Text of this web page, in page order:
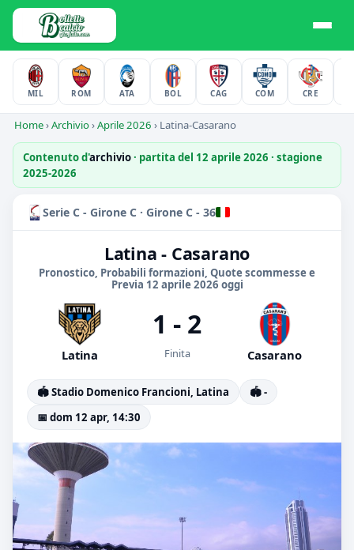
MIL ROM ATA BOL CAG COM CRE
Home›Archivio›Aprile 2026 › Latina-Casarano
Contenuto d'archivio· partita del 12 aprile 2026 · stagione
2025-2026
Serie C - Girone C · Girone C - 36
Latina - Casarano
Pronostico, Probabili formazioni, Quote scommesse e
Previa 12 aprile 2026 oggi
Latina
1 - 2
Finita Casarano
🏟️ Stadio Domenico Francioni, Latina
🏟️ -
📅 dom 12 apr, 14:30